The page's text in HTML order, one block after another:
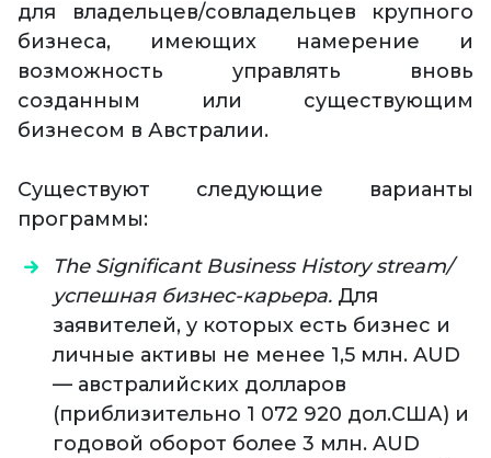
для владельцев/совладельцев крупного
бизнеса, имеющих намерение и
возможность управлять вновь
созданным или существующим
бизнесом в Австралии.
Существуют следующие варианты
программы:
The Significant Business History stream/
успешная бизнес-карьера. Для
заявителей, у которых есть бизнес и
личные активы не менее 1,5 млн. AUD
— австралийских долларов
(приблизительно 1 072 920 дол.США) и
годовой оборот более 3 млн. AUD